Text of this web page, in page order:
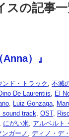
スの記事
Anna）』
ンド・トラック , 不滅
De Laurentiis, El
, Luiz Gonzaga,
sound track, OST,
, にがい米, アルベルト
ガーノ, ディノ・デ